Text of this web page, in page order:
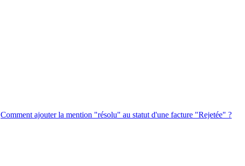
Comment ajouter la mention "résolu" au statut d'une facture "Rejetée" ?